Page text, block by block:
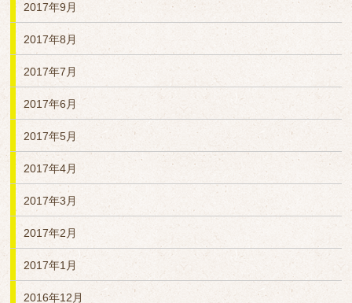
2017年9月
2017年8月
2017年7月
2017年6月
2017年5月
2017年4月
2017年3月
2017年2月
2017年1月
2016年12月